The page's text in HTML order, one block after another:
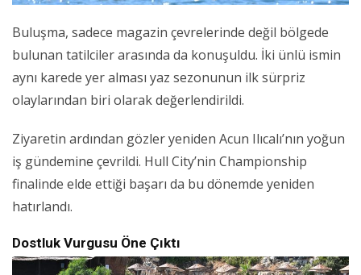
Buluşma, sadece magazin çevrelerinde değil bölgede
bulunan tatilciler arasında da konuşuldu. İki ünlü ismin
aynı karede yer alması yaz sezonunun ilk sürpriz
olaylarından biri olarak değerlendirildi.
Ziyaretin ardından gözler yeniden Acun Ilıcalı’nın yoğun
iş gündemine çevrildi. Hull City’nin Championship
finalinde elde ettiği başarı da bu dönemde yeniden
hatırlandı.
Dostluk Vurgusu Öne Çıktı